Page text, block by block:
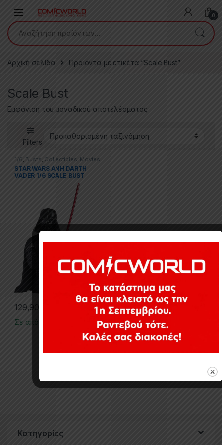
0
Αναζήτηση για:
Αρχική σελίδα Προϊόντα με ετικέτα “Scale Bust”
Scale Bust
Εμφάνιση του μοναδικού αποτελέσματος
Filters
1/6, Busts, Collectibles, Movies
& TV Series ,Star Wars
STAR WARS ANH DARTH
VADER 1/6 SCALE BUST
129,90
Σε απόθεμα
Εμφάνιση του μοναδικού αποτελέσματος
Κατηγορίες